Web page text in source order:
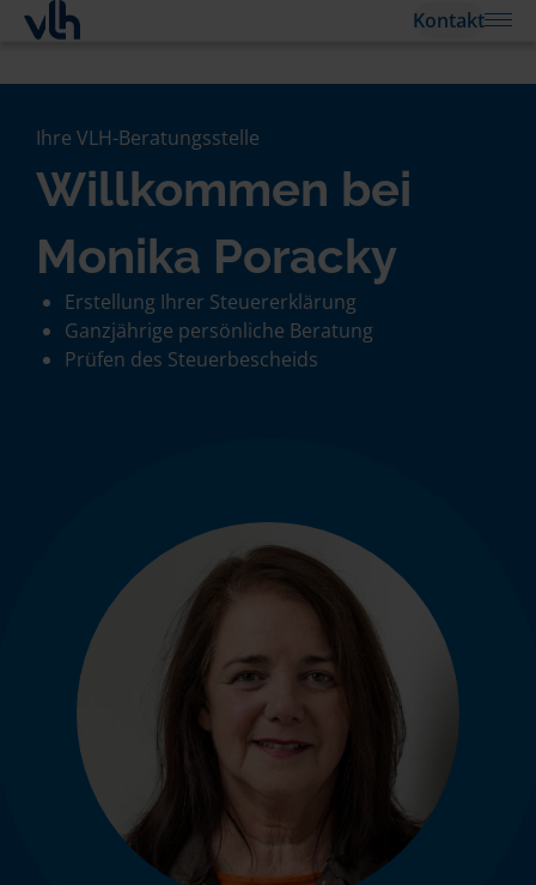
Kontakt
Ihre VLH-Beratungsstelle
Willkommen bei
Monika Poracky
Erstellung Ihrer Steuererklärung
Ganzjährige persönliche Beratung
Prüfen des Steuerbescheids